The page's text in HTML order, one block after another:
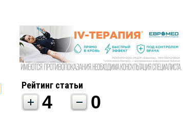
Рейтинг статьи
4 0